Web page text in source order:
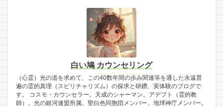
白い鳩 カウンセリング
（心霊）光の道を求めて、この40数年間の歩み関連等を通した永遠普
遍の霊的真理（スピリチャリズム）の探求と研鑽、実体験のブログで
す。 コスモ・カウンセラー。天成のシャーマン。アデプト（霊的教
師）。光の銀河連盟所属。聖白色同胞団メンバー。地球神庁メンバー。